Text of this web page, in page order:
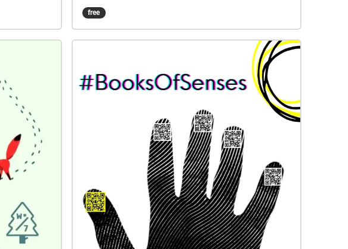
κάθε echo που βρίσκεσαι, να συνδυάσεις τις
ακουστικές, μουσικές και λεκτικές
ανακαλύψεις την σωστή διαδρομή που θα σε
Μουσική τείνει να εξαφανιστεί από τις ζωές
των ανθρώπων και ειδικά των παιδιών. Αυτό
οφείλεται στην όλο και μικρότερη συμμετοχή
τους σε μουσικές δραστηριότητες. καθώς και
στο θόρυβο της καθημερινότητας. Εσύ καλείσαι
από την ομάδα των Ανήσυχων Μουσικών να
βρεις την διαδρομή που θα συναντηθείς μαζί
τους για να μπορέσετε να σώσετε τη Μουσική.
Άκου την Μουσική και τις οδηγίες και φτάσε
στο τέλος. Καλή επιτυχία! ΓΙΑ ΟΛΟΚΛΗΡΩΜΕΝΗ
ΕΜΠΕΙΡΙΑ ΧΡΗΣΙΜΟΠΟΙΕΙΣΤΕ ΑΚΟΥΣΤΙΚΑ
free